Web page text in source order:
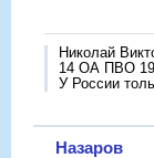
Николай
14 ОА ПВО
У России
Назаров